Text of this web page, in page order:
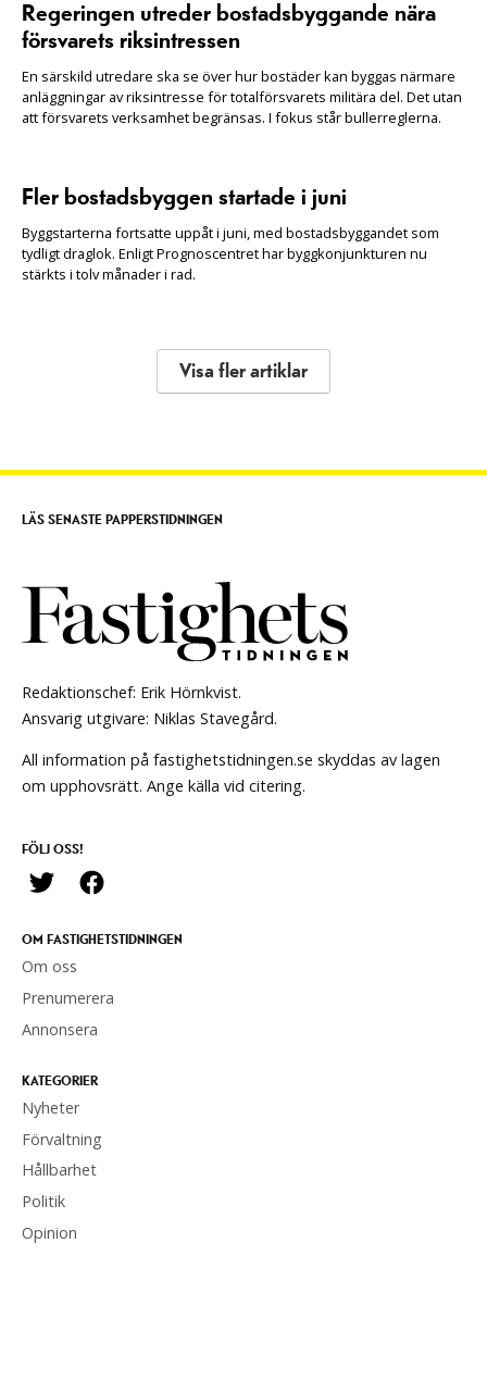
Regeringen utreder bostadsbyggande nära
försvarets riksintressen
En särskild utredare ska se över hur bostäder kan byggas närmare
anläggningar av riksintresse för totalförsvarets militära del. Det utan
att försvarets verksamhet begränsas. I fokus står bullerreglerna.
Fler bostadsbyggen startade i juni
Byggstarterna fortsatte uppåt i juni, med bostadsbyggandet som
tydligt draglok. Enligt Prognoscentret har byggkonjunkturen nu
stärkts i tolv månader i rad.
Visa fler artiklar
Redaktionschef: Erik Hörnkvist.
Ansvarig utgivare: Niklas Stavegård.
All information på fastighetstidningen.se skyddas av lagen
om upphovsrätt. Ange källa vid citering.
FÖLJ OSS!
OM FASTIGHETSTIDNINGEN
Om oss
Prenumerera
Annonsera
KATEGORIER
Nyheter
Förvaltning
Hållbarhet
Politik
Opinion
LÄS SENASTE PAPPERSTIDNINGEN